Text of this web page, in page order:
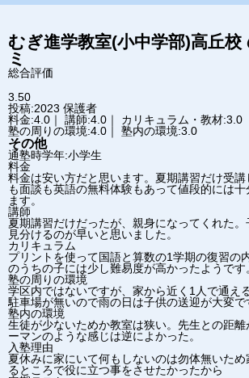
むぎ進学教室(小中学部)高丘校
ミ
総合評価
3.50
投稿:2023 保護者
料金:4.0｜ 講師:4.0｜ カリキュラム・教材:3.0
塾の周りの環境:4.0｜ 塾内の環境:3.0
その他
通塾時学年:小学生
料金
料金は安い方だと思います。夏期講習だけ受講
も面談も英語の無料体験もあって値段的には
ます。
講師
夏期講習だけだったが、親身になってくれた
見分けるのが早いと思いました。
カリキュラム
プリントを使って国語と算数の1学期の復習の
のうちの子には少し難易度が高かったようです
塾の周りの環境
学区内ではないですが、家から近く1人で通え
駐車場が無いので雨の日は子供の送迎が大変で
塾内の環境
生徒が少ないためか教室は狭い。先生との距
ーマンのような感じは逆によかった。
入塾理由
夏休みに家にいて何もしないのは勿体無いため
るところで役に立つ事をさせたかったから